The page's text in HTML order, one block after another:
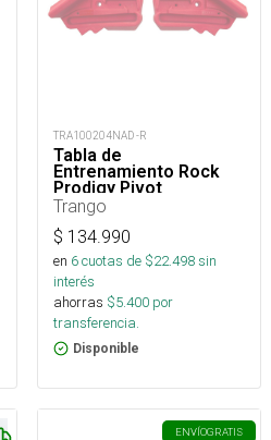
TRA100204NAD -R
Tabla de
Entrenamiento Rock
Prodigy Pivot
Trango
$ 134.990
en 6cuotas de $22.498sin
interés
ahorras $5.400 por
transferencia.
Disponible
ENVÍOGRATIS